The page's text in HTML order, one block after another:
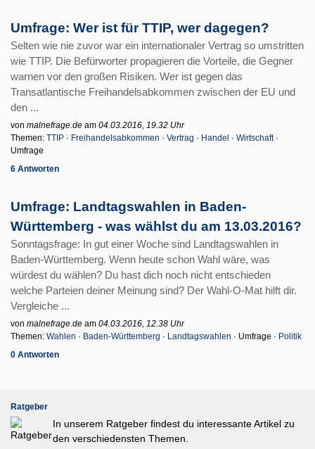
Umfrage: Wer ist für TTIP, wer dagegen?
Selten wie nie zuvor war ein internationaler Vertrag so umstritten
wie TTIP. Die Befürworter propagieren die Vorteile, die Gegner
warnen vor den großen Risiken. Wer ist gegen das
Transatlantische Freihandelsabkommen zwischen der EU und
den ...
von malnefrage.de am 04.03.2016, 19.32 Uhr
Themen: TTIP · Freihandelsabkommen · Vertrag · Handel · Wirtschaft·
Umfrage
6 Antworten
Umfrage: Landtagswahlen in Baden-
Württemberg - was wählst du am 13.03.2016?
Sonntagsfrage: In gut einer Woche sind Landtagswahlen in
Baden-Württemberg. Wenn heute schon Wahl wäre, was
würdest du wählen? Du hast dich noch nicht entschieden
welche Parteien deiner Meinung sind? Der Wahl-O-Mat hilft dir.
Vergleiche ...
von malnefrage.de am 04.03.2016, 12.38 Uhr
Themen: Wahlen · Baden-Württemberg · Landtagswahlen · Umfrage · Politik
0 Antworten
Ratgeber
In unserem Ratgeber findest du interessante Artikel zu
den verschiedensten Themen.